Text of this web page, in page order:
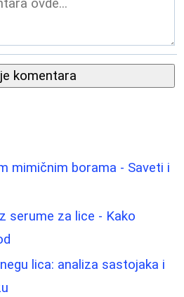
komentara
mimičnim borama - Saveti i
serume za lice - Kako
lica: analiza sastojaka i